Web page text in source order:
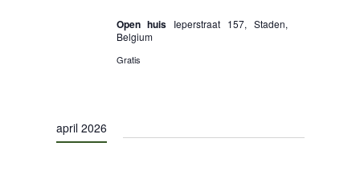
Open huis Ieperstraat 157, Staden,
Belgium
Gratis
april 2026